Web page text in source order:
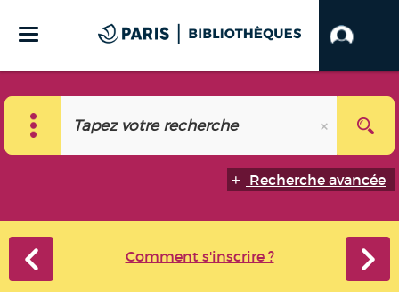
Recherche avancée
Comment s'inscrire ?